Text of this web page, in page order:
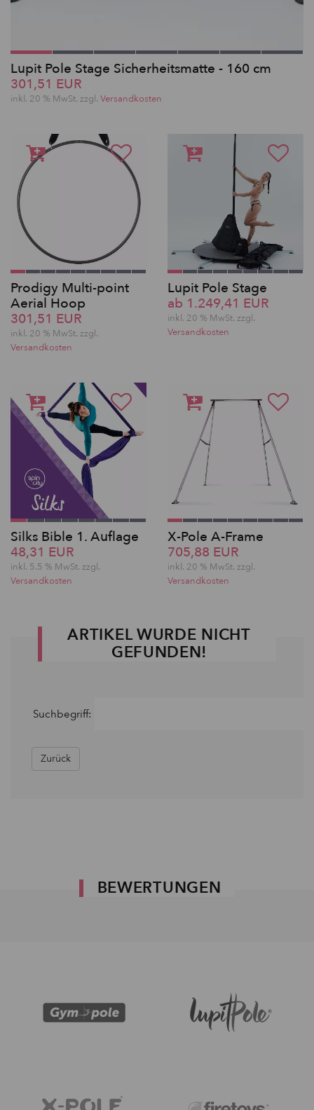
Lupit Pole Stage Sicherheitsmatte - 160 cm
301,51 EUR
inkl. 20 % MwSt. zzgl. Versandkosten
Prodigy Multi-point
Aerial Hoop
301,51 EUR
inkl. 20 % MwSt. zzgl.
Versandkosten
Lupit Pole Stage
ab 1.249,41 EUR
inkl. 20 % MwSt. zzgl.
Versandkosten
Silks Bible 1. Auflage
48,31 EUR
inkl. 5.5 % MwSt. zzgl.
Versandkosten
X-Pole A-Frame
705,88 EUR
inkl. 20 % MwSt. zzgl.
Versandkosten
ARTIKEL WURDE NICHT
GEFUNDEN!
Suchbegriff:
Zurück
BEWERTUNGEN